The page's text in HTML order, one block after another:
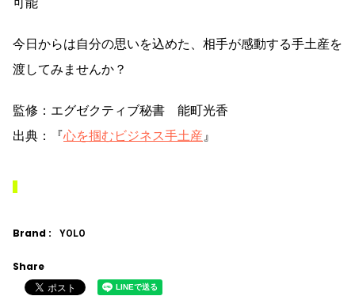
可能
今日からは自分の思いを込めた、相手が感動する手土産を
渡してみませんか？
監修：エグゼクティブ秘書 能町光香
出典：『心を掴むビジネス手土産』
Brand : YOLO
Share